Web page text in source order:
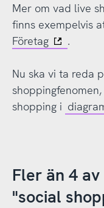
Mer om vad live
finns exempelvis
Företag
.
Nu ska vi ta reda
shopping i
Fler än 4
"social